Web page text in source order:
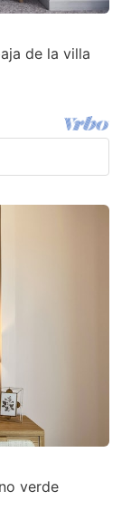
de la villa
verde